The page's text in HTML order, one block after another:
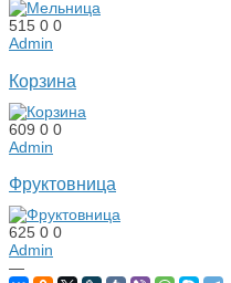
515 0 0
Admin
Корзина
609 0 0
Admin
Фруктовница
625 0 0
Admin
—